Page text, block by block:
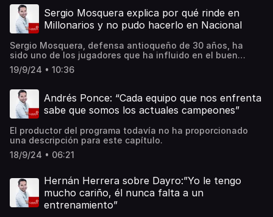
Sergio Mosquera explica por qué rinde en
Millonarios y no pudo hacerlo en Nacional
Sergio Mosquera, defensa antioqueño de 30 años, ha
sido uno de los jugadores que ha influido en el buen
desempeño de Millonarios durante los últimos partidos,
ganándole parcialmente el puesto en el once titular a
Pablo Vargas.
19/9/24 • 10:36
Andrés Ponce: “Cada equipo que nos enfrenta
sabe que somos los actuales campeones”
El productor del programa todavía no ha proporcionado
una descripción para este capítulo.
18/9/24 • 06:21
Hernán Herrera sobre Dayro:”Yo le tengo
mucho cariño, él nunca falta a un
entrenamiento”